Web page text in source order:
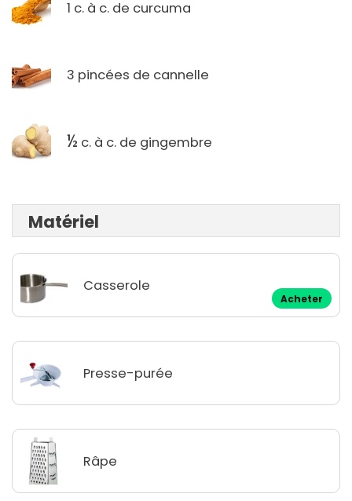
1 c. à c. de curcuma
3 pincées de cannelle
½ c. à c. de gingembre
Matériel
Casserole
Acheter
Presse-purée
Râpe